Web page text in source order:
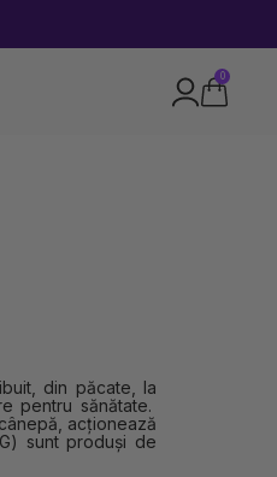
0
din păcate, la
pentru sănătate.
acționează
sunt produși de